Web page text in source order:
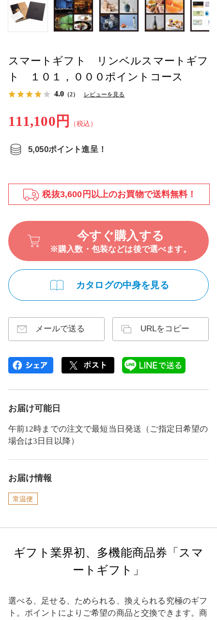
スマートギフト リンベルスマートギフ
ト １０１，０００ポイントコース
4.0 （2） レビューを見る
111,100円 （税込）
5,050ポイント進呈！
税抜3,600円以上のお買物で送料無料！
今すぐ購入する
※購入数・包装などは後で選べます。
カタログの中身を見る
メールで送る URLをコピー
お届け可能日
午前12時までの注文で最短当日発送（ご指定日希望の
場合は3日目以降）
お届け情報
常温便
ギフト業界初、多機能商品券「スマ
ートギフト」
選べる、足せる、ためられる、換えられる究極のギフ
ト。ポイントによりご希望の商品と交換できます。商